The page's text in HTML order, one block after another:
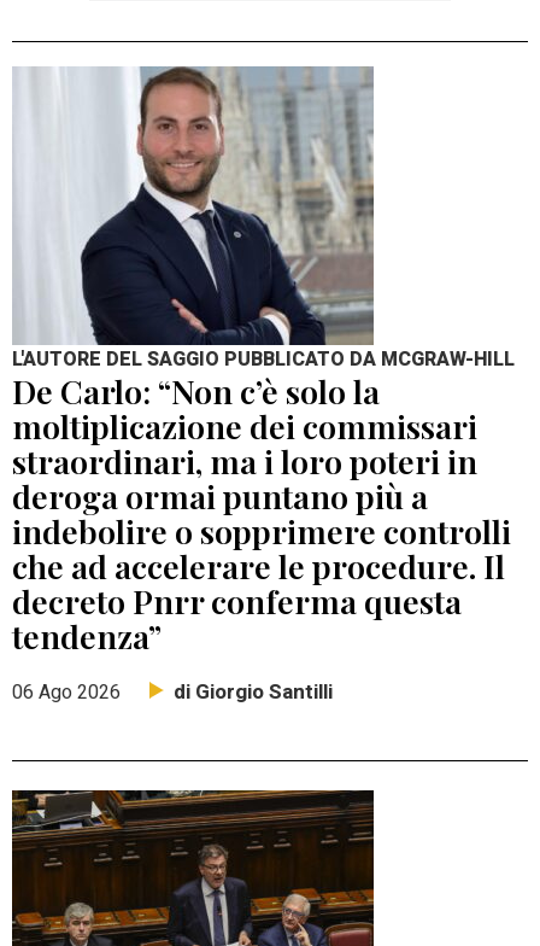
L'AUTORE DEL SAGGIO PUBBLICATO DA MCGRAW-HILL
De Carlo: “Non c’è solo la
moltiplicazione dei commissari
straordinari, ma i loro poteri in
deroga ormai puntano più a
indebolire o sopprimere controlli
che ad accelerare le procedure. Il
decreto Pnrr conferma questa
tendenza”
06 Ago 2026 di Giorgio Santilli